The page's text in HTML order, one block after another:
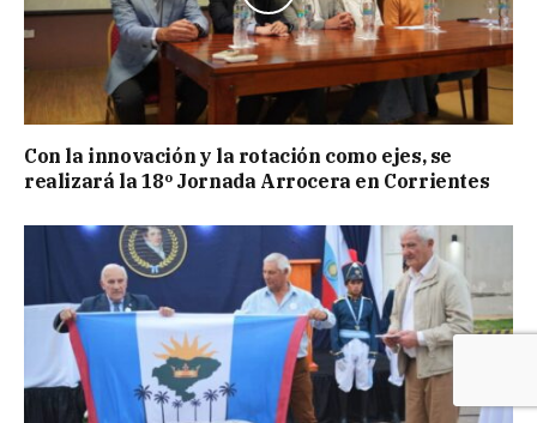
Con la innovación y la rotación como ejes, se
realizará la 18º Jornada Arrocera en Corrientes